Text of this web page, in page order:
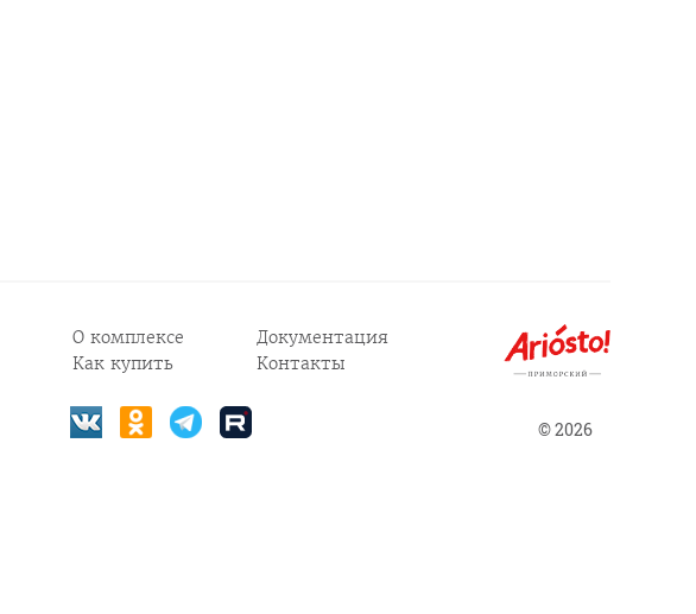
О комплексе
Как купить
Документация
Контакты
© 2026